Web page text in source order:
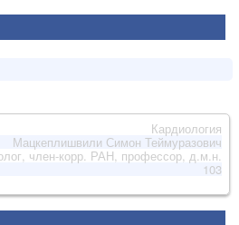
Кардиология
Мацкеплишвили Симон Теймуразович
член-корр. РАН, профессор, д.м.н.
103